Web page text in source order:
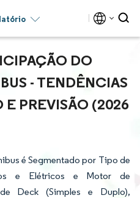
DO
- TENDÊNCIAS
PREVISÃO (2026
é Segmentado por Tipo de
e Elétricos e Motor de
Deck (Simples e Duplo),